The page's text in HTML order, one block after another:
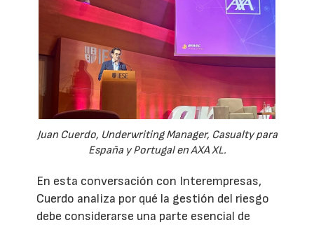
Juan Cuerdo, Underwriting Manager, Casualty para
España y Portugal en AXA XL.
En esta conversación con Interempresas,
Cuerdo analiza por qué la gestión del riesgo
debe considerarse una parte esencial de